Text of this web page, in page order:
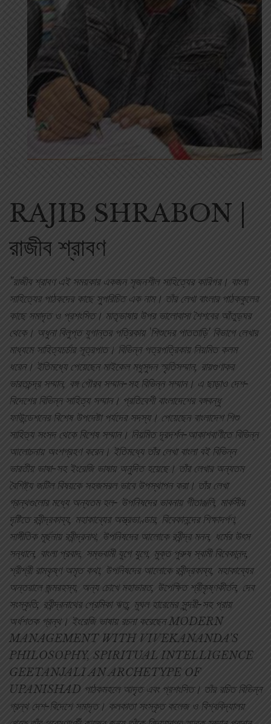
RAJIB SHRABON |
রাজীব শ্রাবণ
"রাজীব শ্রাবণ এই সময়কার একজন সৃজনশীল সাহিত্যের কারিগর। বাংলা
সাহিত্যের পাঠকদের কাছে সুপরিচিত এক নাম। তাঁর লেখা বাংলার পাঠককুলের
কাছে সমাদৃত ও প্রশংসিত। মাতৃভাষার উপর ভালোবাসা শৈশবের আঁতুড়ঘর
থেকে। অধুনা বিলুপ্ত যুগান্তর পত্রিকায় 'শিশুদের পাততাড়ি' বিভাগে লেখার
মাধ্যমে সাহিত্যচর্চার সূত্রপাত। বিভিন্ন পত্রপত্রিকায় নিয়মিত কলম
ধরেন। ইতিমধ্যে পেয়েছেন মাইকেল মধুসুদন স্মৃতিসম্মান, রায়গুণাকর
ভারতচন্দ্র সম্মান, বঙ্গ গৌরব সম্মান-সহ বিভিন্ন সম্মান। এ ছাড়াও দেশ-
বিদেশের বিভিন্ন সাহিত্য সম্মান। প্রতিবেশী বাংলাদেশের বঙ্গবন্ধু
ফাউন্ডেশনের বিশেষ উপদেষ্টা পর্যদের সদস্য। পেয়েছেন বাংলাদেশ শিশু
সাহিত্য সংসদ থেকে বিশেষ সম্মান। নিয়মিত দূরদর্শন-আকাশবাণীতে বিভিন্ন
আলোচনায় অংশগ্রহণ করেন। ইতিমধ্যে তাঁর লেখা বাংলা বই বিভিন্ন
ভারতীয় ভাষা-সহ ইংরেজি ভাষায় অনুদিত হয়েছে। তাঁর লেখার অন্যতম
বৈশিষ্ট্য জটিল বিষয়কে সহজসরল ভাবে উপস্থাপন করা। তাঁর লেখা
গ্রন্থগুলোর মধ্যে অন্যতম হল- উপনিষদের ভাবনায় গীতাঞ্জলি, মার্কসীয়
দৃষ্টিতে রবীন্দ্রকাব্য, মহাকাব্যের অস্ত্রভাণ্ডার, বিবেকানন্দের শিক্ষাদর্পণ,
সাঙ্গীতিক মূর্ছনায় রবীন্দ্রনাথ, উপনিষদের আলোকে রবীন্দ্র মনন, ধর্মের উৎস
সন্ধানে, বাংলা প্রবাদ, সম্ভবামী যুগে যুগে, মুক্ত পুরুষ স্বামী বিবেকানন্দ,
শ্রীশ্রী রামকৃষ্ণ অমৃত কথা, উপনিষদের আলোকে রবীন্দ্রকাব্য, মহাকাব্যের
অন্তরালে জন্মরহস্য, অন্য চোখে মহাভারত, উপেক্ষিত শ্রীকৃষ্ণকীর্তন, দেব
সংস্কৃতি, রবীন্দ্রনাথের প্রেমিকা ঋতু, মুঘল হারেমের সুন্দরী-সহ প্রায়
অর্ধশতক গ্রন্থ। ইংরেজি ভাষায় রচনা করেছেন MODERN
MANAGEMENT WITH VIVEKANANDA'S
PHILOSOPHY, SPIRITUAL INTELLIGENCE
GEETANJALI AN ARCHETYPE OF
UPANISHAD পাঠকমহলে আদৃত এবং প্রশংসিত। তাঁর রচিত বিভিন্ন
গ্রন্থ দেশ-বিদেশে সমাদৃত। কলকাতা সংস্কৃত কলেজ ও বিশ্ববিদ্যালয়